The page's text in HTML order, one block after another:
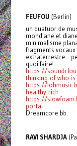
FEUFOU (Berlin)
un quatuor de
mondlane et
minimalisme
fragments
extraterrestre...
quoi faire!
https://
thinking-of-who-
https://
healthy-rich
https://
portal
Dreamcore bb.
RAVI SHARDJA